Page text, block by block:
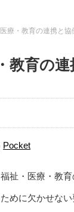
療・教育の連携と協
教育の連
Pocket
祉・医療・教育
めに欠かせな